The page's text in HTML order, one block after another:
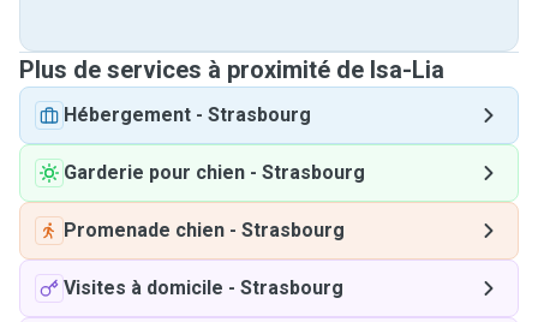
Plus de services à proximité de Isa-Lia
Hébergement - Strasbourg
Garderie pour chien - Strasbourg
Promenade chien - Strasbourg
Visites à domicile - Strasbourg